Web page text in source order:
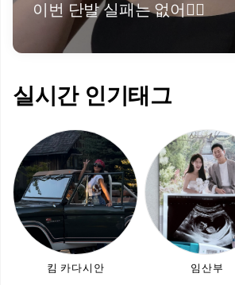
이번 단발 실패는 없어💇‍♀️
실시간 인기태그
킴 카다시안 임산부